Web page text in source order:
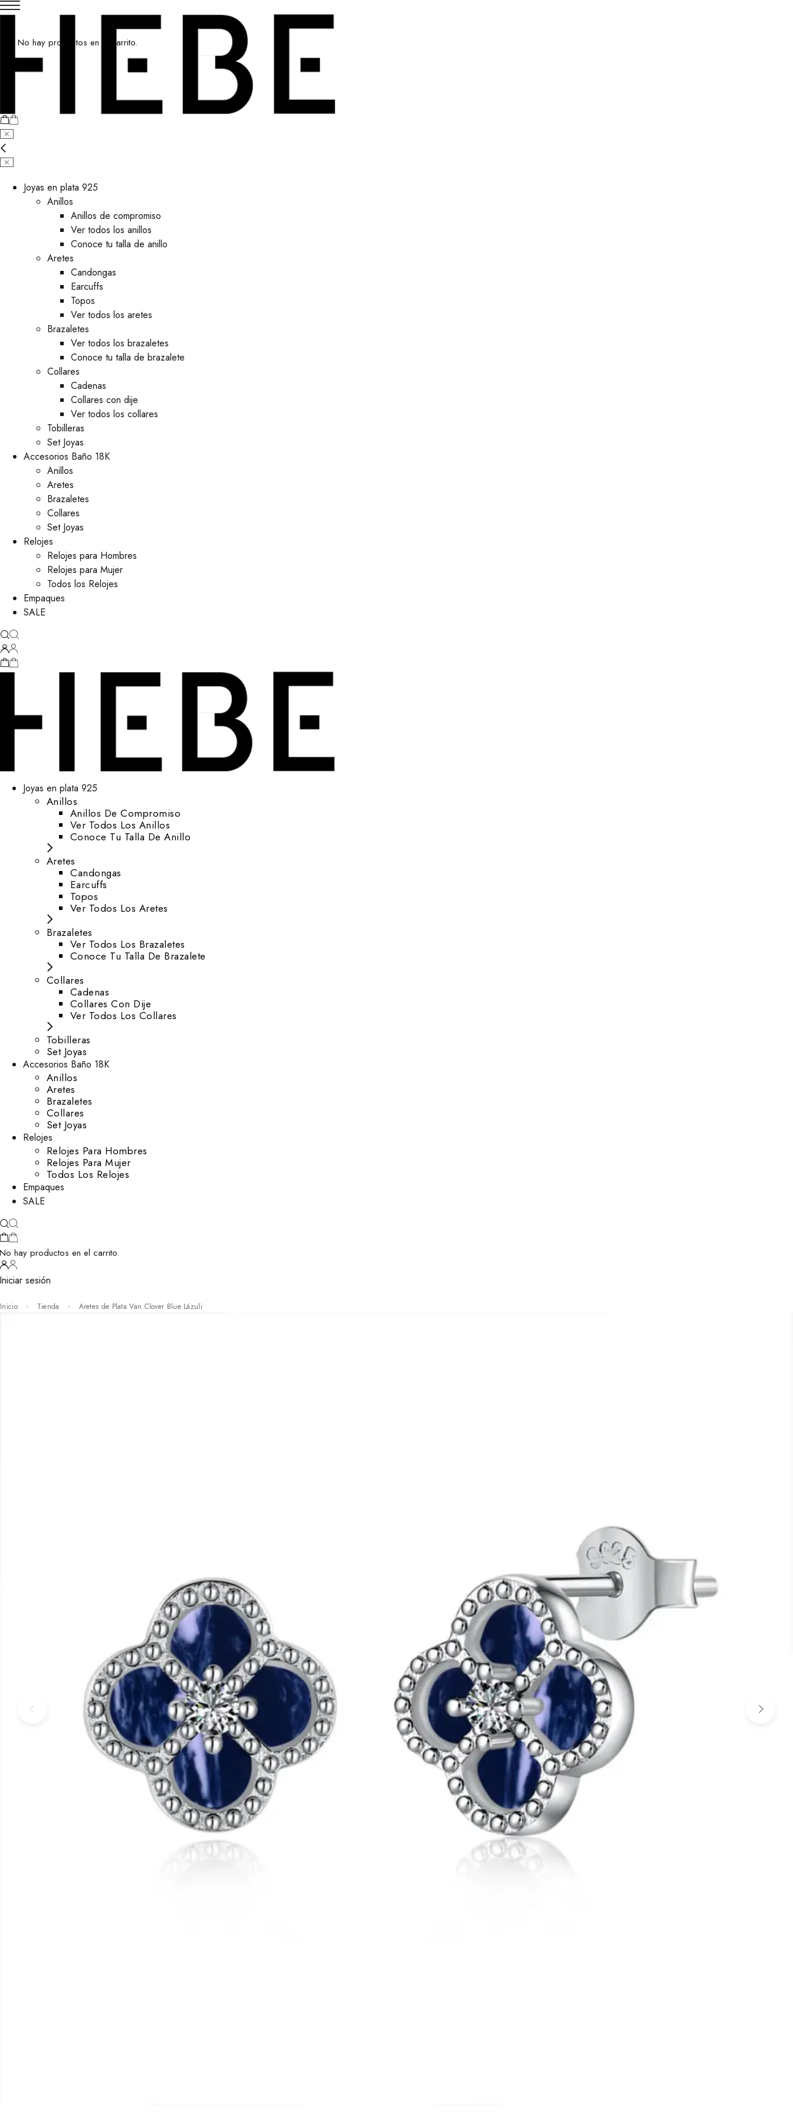
No hay productos en el carrito.
Joyas en plata 925
Anillos
Anillos de compromiso
Ver todos los anillos
Conoce tu talla de anillo
Aretes
⁠Candongas
Earcuffs
Topos
Ver todos los aretes
Brazaletes
Ver todos los brazaletes
Conoce tu talla de brazalete
Collares
Cadenas
Collares con dije
Ver todos los collares
Tobilleras
Set Joyas
Accesorios Baño 18K
Anillos
Aretes
Brazaletes
Collares
Set Joyas
Relojes
Relojes para Hombres
Relojes para Mujer
Todos los Relojes
Empaques
SALE
Joyas en plata 925
Anillos
Anillos De Compromiso
Ver Todos Los Anillos
Conoce Tu Talla De Anillo
Aretes
⁠Candongas
Earcuffs
Topos
Ver Todos Los Aretes
Brazaletes
Ver Todos Los Brazaletes
Conoce Tu Talla De Brazalete
Collares
Cadenas
Collares Con Dije
Ver Todos Los Collares
Tobilleras
Set Joyas
Accesorios Baño 18K
Anillos
Aretes
Brazaletes
Collares
Set Joyas
Relojes
Relojes Para Hombres
Relojes Para Mujer
Todos Los Relojes
Empaques
SALE
hay productos en el carrito.
sesión
Inicio Tienda Aretes de Plata Van Clover Blue Lázuli